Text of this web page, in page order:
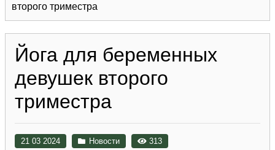
второго триместра
Йога для беременных
девушек второго
триместра
21 03 2024 Новости 313